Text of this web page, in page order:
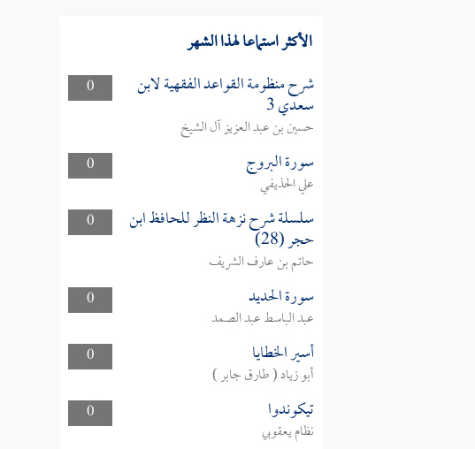
الأكثر استماعا لهذا الشهر
0 شرح منظومة القواعد الفقهية لابن
سعدي 3
حسين بن عبد العزيز آل الشيخ
0
سورة البروج
علي الحذيفي
0
سلسلة شرح نزهة النظر للحافظ ابن
حجر (28)
حاتم بن عارف الشريف
0
سورة الحديد
عبد الباسط عبد الصمد
0
أسير الخطايا
أبو زياد ( طارق جابر )
0
تيكوندوا
نظام يعقوبي